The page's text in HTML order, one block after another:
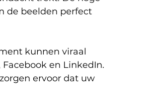
de beelden perfect
kunnen viraal
en LinkedIn.
ervoor dat uw